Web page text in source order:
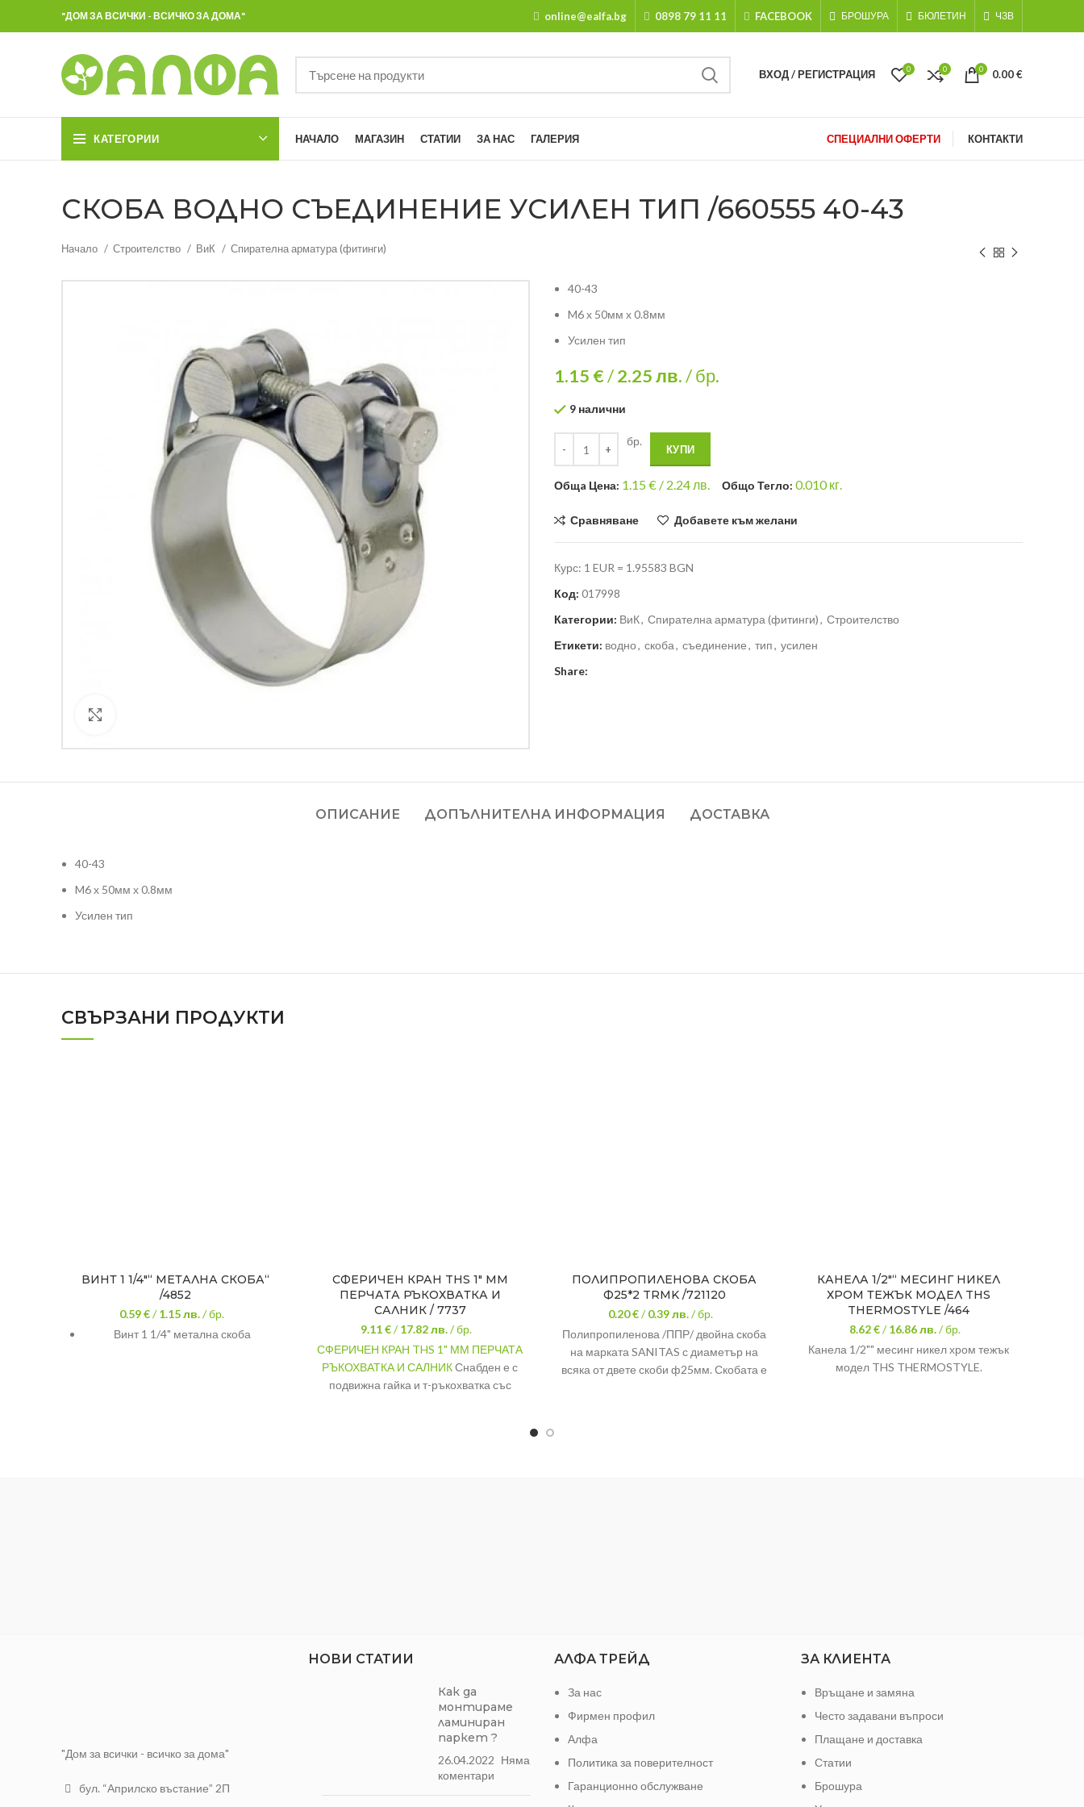
"ДОМ ЗА ВСИЧКИ - ВСИЧКО ЗА ДОМА" online@ealfa.bg 0898 79 11 11 FACEBOOK БРОШУРА БЮЛЕТИН ЧЗВ
ВХОД / РЕГИСТРАЦИЯ 0 0 0 0.00€
КАТЕГОРИИ НАЧАЛО МАГАЗИН СТАТИИ ЗА НАС ГАЛЕРИЯ СПЕЦИАЛНИ ОФЕРТИ КОНТАКТИ
СКОБА ВОДНО СЪЕДИНЕНИЕ УСИЛЕН ТИП /660555 40-43
Начало Строителство ВиК Спирателна арматура (фитинги)
40-43
M6 х 50мм х 0.8мм
Усилен тип
1.15 €/2.25лв./ бр.
9 налични
бр.
КУПИ
Общa Цена: 1.15€ / 2.24 лв. Общо Тегло: 0.010кг.
Сравняване Добавете към желани
Курс: 1 EUR = 1.95583 BGN
Код: 017998
Категории: ВиК, Спирателна арматура (фитинги), Строителство
Етикети: водно, скоба, съединение, тип, усилен
Share:
ОПИСАНИЕ ДОПЪЛНИТЕЛНА ИНФОРМАЦИЯ ДОСТАВКА
40-43
M6 х 50мм х 0.8мм
Усилен тип
СВЪРЗАНИ ПРОДУКТИ
ВИНТ 1 1/4″“ МЕТАЛНА СКОБА“
/4852
0.59 €/1.15лв. / бр.
Винт 1 1/4" метална скоба
СФЕРИЧЕН КРАН THS 1″ ММ
ПЕРЧАТА РЪКОХВАТКА И
САЛНИК / 7737
9.11 €/17.82лв. / бр.
СФЕРИЧЕН КРАН THS 1" ММ ПЕРЧАТА
РЪКОХВАТКА И САЛНИКСнабден е с
подвижна гайка и т-ръкохватка със
ПОЛИПРОПИЛЕНОВА СКОБА
Ф25*2 TRMK /721120
0.20 €/0.39лв. / бр.
Полипропиленова /ППР/ двойна скоба
на марката SANITAS с диаметър на
всяка от двете скоби ф25мм. Скобата е
КАНЕЛА 1/2″“ МЕСИНГ НИКЕЛ
ХРОМ ТЕЖЪК МОДЕЛ THS
THERMOSTYLE /464
8.62 €/16.86лв. / бр.
Канела 1/2"" месинг никел хром тежък
модел THS THERMOSTYLE.
"Дом за всички - всичко за дома"
бул. “Априлско въстание” 2П
НОВИ СТАТИИ
Как да
монтираме
ламиниран
паркет ?
26.04.2022 Няма
коментари
АЛФА ТРЕЙД
За нас
Фирмен профил
Алфа
Политика за поверителност
Гаранционно обслужване
ЗА КЛИЕНТА
Връщане и замяна
Често задавани въпроси
Плащане и доставка
Статии
Брошура